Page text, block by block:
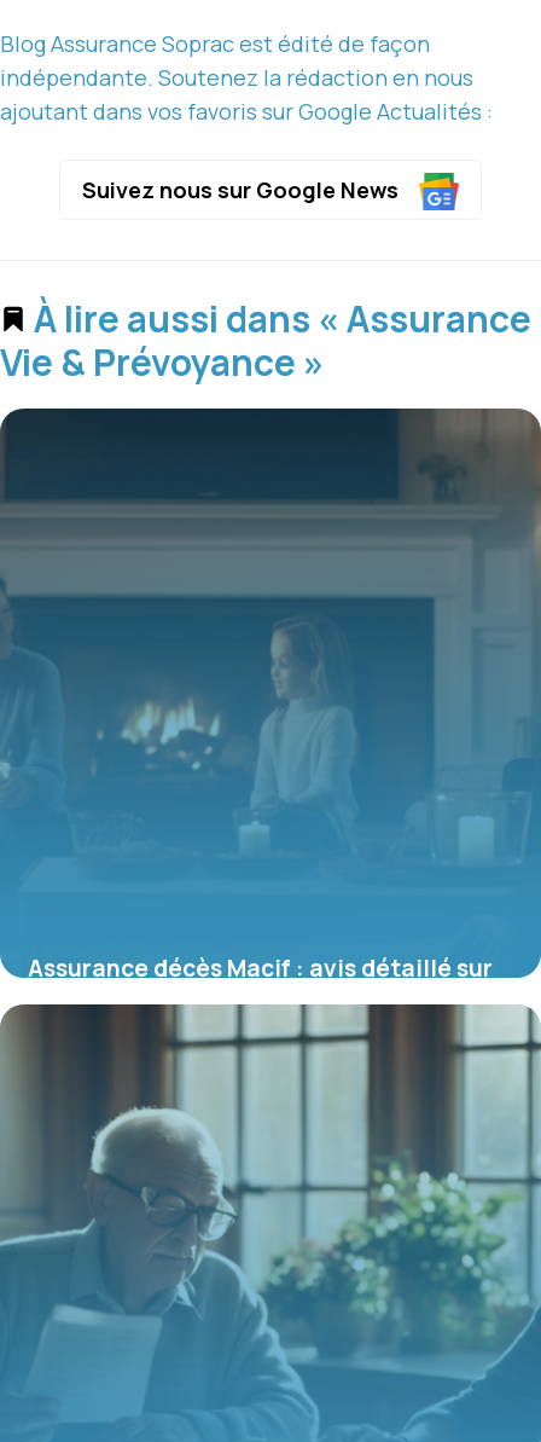
Blog Assurance Soprac est édité de façon
indépendante. Soutenez la rédaction en nous
ajoutant dans vos favoris sur Google Actualités :
Suivez nous sur Google News
À lire aussi dans « Assurance
Vie & Prévoyance »
Assurance décès Macif : avis détaillé sur
ses garanties et spécificités